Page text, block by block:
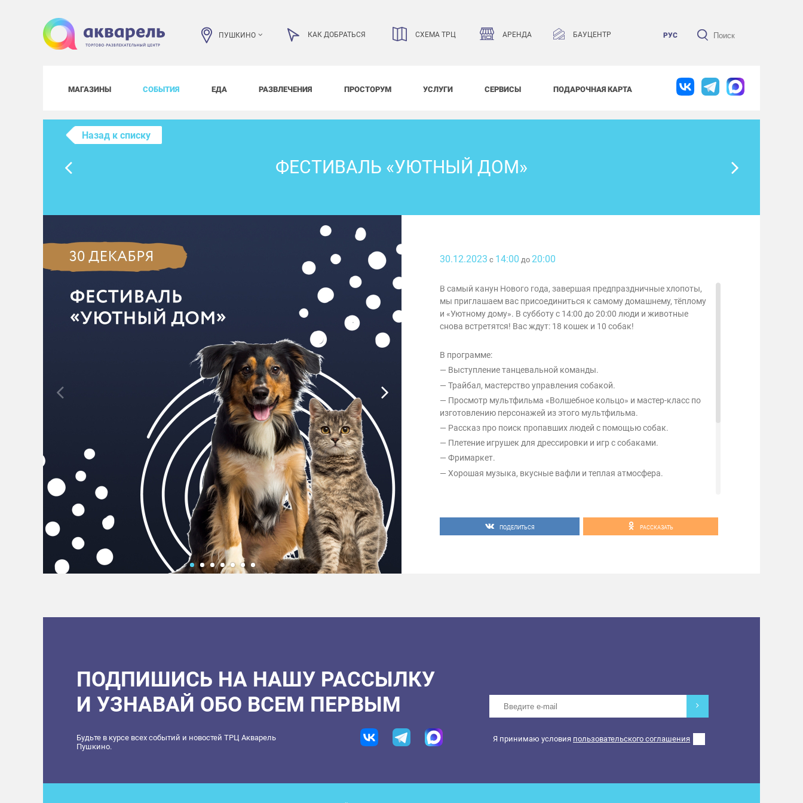
ПУШКИНО КАК ДОБРАТЬСЯ СХЕМА ТРЦ АРЕНДА БАУЦЕНТР РУС
МАГАЗИНЫ СОБЫТИЯ ЕДА РАЗВЛЕЧЕНИЯ ПРОСТОРУМ УСЛУГИ СЕРВИСЫ ПОДАРОЧНАЯ КАРТА
Назад к списку
ФЕСТИВАЛЬ «УЮТНЫЙ ДОМ»
30.12.2023 с 14:00 до 20:00
В самый канун Нового года, завершая предпраздничные хлопоты,
мы приглашаем вас присоединиться к самому домашнему, тёплому
и «Уютному дому». В субботу с 14:00 до 20:00 люди и животные
снова встретятся! Вас ждут: 18 кошек и 10 собак!
В программе:
— Выступление танцевальной команды.
— Трайбал, мастерство управления собакой.
— Просмотр мультфильма «Волшебное кольцо» и мастер-класс по
изготовлению персонажей из этого мультфильма.
— Рассказ про поиск пропавших людей с помощью собак.
— Плетение игрушек для дрессировки и игр с собаками.
— Фримаркет.
— Хорошая музыка, вкусные вафли и теплая атмосфера.
кастрированы, воспитаны и человеколюбивы.
ПОДЕЛИТЬСЯ РАССКАЗАТЬ
ПОДПИШИСЬ НА НАШУ РАССЫЛКУ
И УЗНАВАЙ ОБО ВСЕМ ПЕРВЫМ
Будьте в курсе всех событий и новостей ТРЦ Акварель
Пушкино.
Я принимаю условия пользовательского соглашения